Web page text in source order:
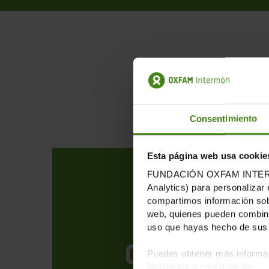
Consentimiento
Esta página web usa
FUNDACIÓN OXFAM
Analytics) para personalizar
compartimos información
web, quienes pueden
uso que hayas hecho de
Puedes obtener más